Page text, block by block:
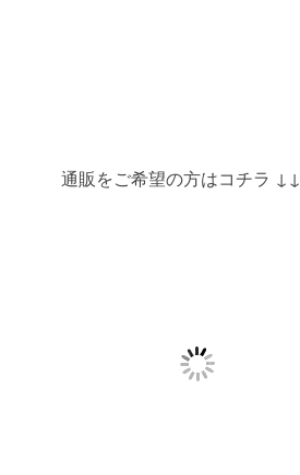
通販をご希望の方はコチラ ↓↓